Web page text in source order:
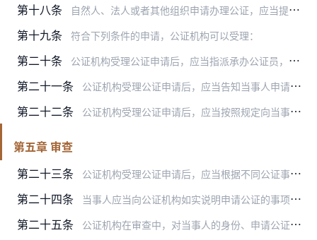
第十八条 自然人、法人或者其他组织申请办理公证，应当提交下列材料：
第十九条 符合下列条件的申请，公证机构可以受理：
第二十条 公证机构受理公证申请后，应当指派承办公证员，并通知当事人。当事人要求该公证员回避，经查属于《公证法》第二十三条第三项规定应当回避情形的，公证机构应当改派其他公证…
第二十一条 公证机构受理公证申请后，应当告知当事人申请公证事项的法律意义和可能产生的法律后果，告知其在办理公证过程中享有的权利、承担的义务。告知内容、告知方式和时间，应当记…
第二十二条 公证机构受理公证申请后，应当按照规定向当事人收取公证费。公证办结后，经核定的公证费与预收数额不一致的，应当办理退还或者补收手续。
第五章 审查
第二十三条
公证机构受理公证申请后，应当根据不同公证事项的办证规则，分别审查下列事项：
第二十四条 当事人应当向公证机构如实说明申请公证的事项的有关情况，提交的证明材料应当真实、合法、充分。
第二十五条 公证机构在审查中，对当事人的身份、申请公证的事项以及当事人提供的证明材料，按照有关办证规则需要核实或者对其有疑义的，应当进行核实，或者委托异地公证机构代为核实。…